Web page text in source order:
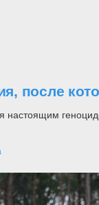
после
настоящим